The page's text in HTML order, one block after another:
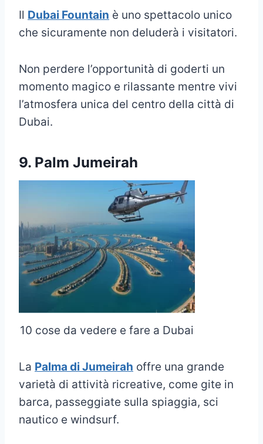
Il Dubai Fountain è uno spettacolo unico
che sicuramente non deluderà i visitatori.
Non perdere l’opportunità di goderti un
momento magico e rilassante mentre vivi
l’atmosfera unica del centro della città di
Dubai.
9. Palm Jumeirah
10 cose da vedere e fare a Dubai
La Palma di Jumeirah offre una grande
varietà di attività ricreative, come gite in
barca, passeggiate sulla spiaggia, sci
nautico e windsurf.